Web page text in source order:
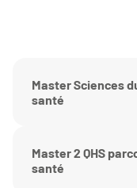
Master Sciences
santé
Master 2 QHS
santé